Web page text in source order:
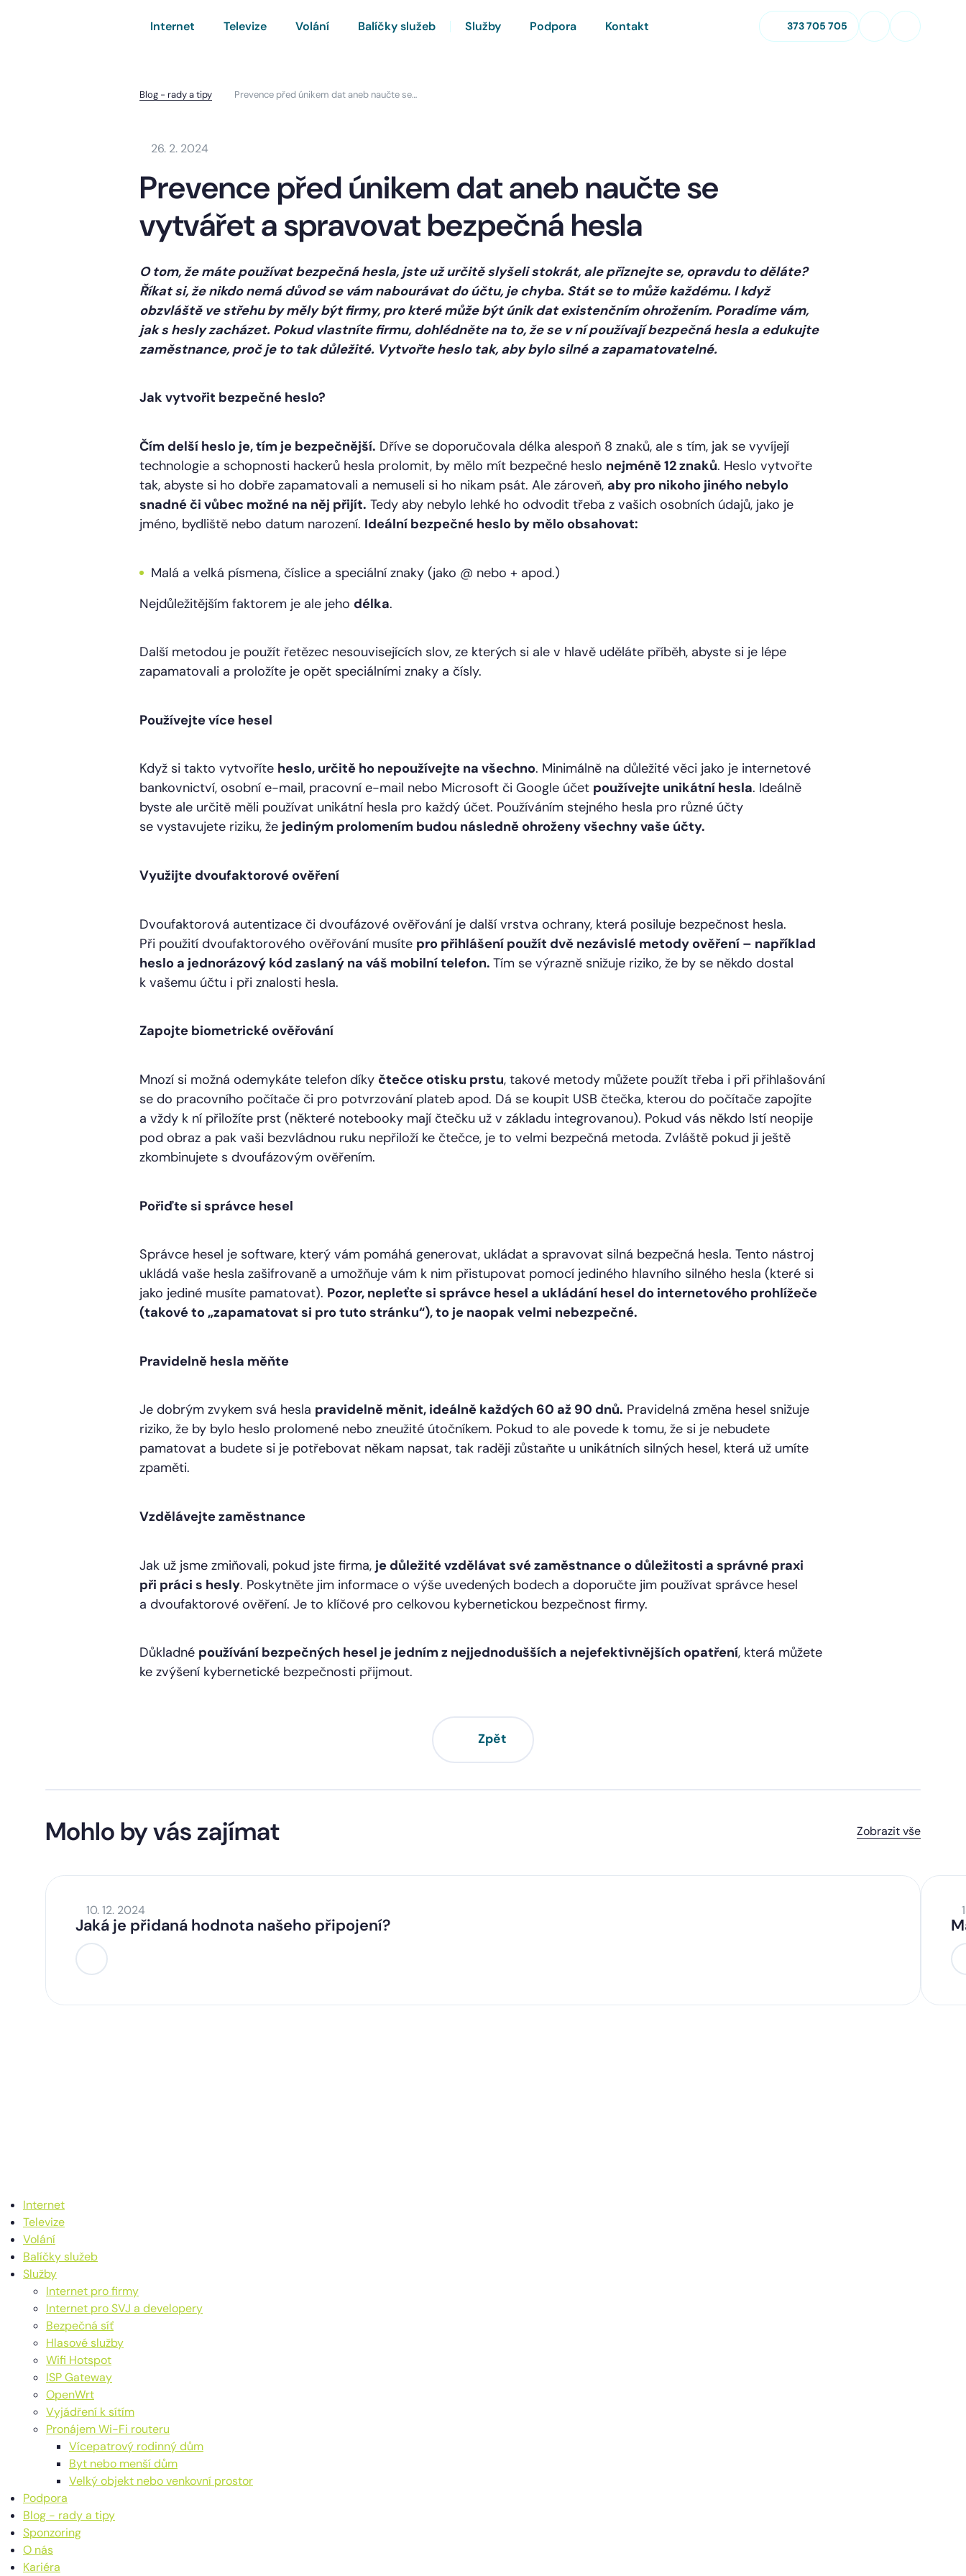
Internet Televize Volání Balíčky služeb Služby Podpora Kontakt 373 705 705
Blog - rady a tipy Prevence před únikem dat aneb naučte se…
26. 2. 2024
Prevence před únikem dat aneb naučte se
vytvářet a spravovat bezpečná hesla
O tom, že máte používat bezpečná hesla, jste už určitě slyšeli stokrát, ale přiznejte se, opravdu to děláte?
Říkat si, že nikdo nemá důvod se vám nabourávat do účtu, je chyba. Stát se to může každému. I když
obzvláště ve střehu by měly být firmy, pro které může být únik dat existenčním ohrožením. Poradíme vám,
jak s hesly zacházet. Pokud vlastníte firmu, dohlédněte na to, že se v ní používají bezpečná hesla a edukujte
zaměstnance, proč je to tak důležité. Vytvořte heslo tak, aby bylo silné a zapamatovatelné.
Jak vytvořit bezpečné heslo?
Čím delší heslo je, tím je bezpečnější. Dříve se doporučovala délka alespoň 8 znaků, ale s tím, jak se vyvíjejí
technologie a schopnosti hackerů hesla prolomit, by mělo mít bezpečné heslo nejméně 12 znaků. Heslo vytvořte
tak, abyste si ho dobře zapamatovali a nemuseli si ho nikam psát. Ale zároveň, aby pro nikoho jiného nebylo
snadné či vůbec možné na něj přijít. Tedy aby nebylo lehké ho odvodit třeba z vašich osobních údajů, jako je
jméno, bydliště nebo datum narození. Ideální bezpečné heslo by mělo obsahovat:
Malá a velká písmena, číslice a speciální znaky (jako @ nebo + apod.)
Nejdůležitějším faktorem je ale jeho délka.
Další metodou je použít řetězec nesouvisejících slov, ze kterých si ale v hlavě uděláte příběh, abyste si je lépe
zapamatovali a proložíte je opět speciálními znaky a čísly.
Používejte více hesel
Když si takto vytvoříte heslo, určitě ho nepoužívejte na všechno. Minimálně na důležité věci jako je internetové
bankovnictví, osobní e-mail, pracovní e-mail nebo Microsoft či Google účet používejte unikátní hesla. Ideálně
byste ale určitě měli používat unikátní hesla pro každý účet. Používáním stejného hesla pro různé účty
se vystavujete riziku, že jediným prolomením budou následně ohroženy všechny vaše účty.
Využijte dvoufaktorové ověření
Dvoufaktorová autentizace či dvoufázové ověřování je další vrstva ochrany, která posiluje bezpečnost hesla.
Při použití dvoufaktorového ověřování musíte pro přihlášení použít dvě nezávislé metody ověření – například
heslo a jednorázový kód zaslaný na váš mobilní telefon. Tím se výrazně snižuje riziko, že by se někdo dostal
k vašemu účtu i při znalosti hesla.
Zapojte biometrické ověřování
Mnozí si možná odemykáte telefon díky čtečce otisku prstu, takové metody můžete použít třeba i při přihlašování
se do pracovního počítače či pro potvrzování plateb apod. Dá se koupit USB čtečka, kterou do počítače zapojíte
a vždy k ní přiložíte prst (některé notebooky mají čtečku už v základu integrovanou). Pokud vás někdo lstí neopije
pod obraz a pak vaši bezvládnou ruku nepřiloží ke čtečce, je to velmi bezpečná metoda. Zvláště pokud ji ještě
zkombinujete s dvoufázovým ověřením.
Pořiďte si správce hesel
Správce hesel je software, který vám pomáhá generovat, ukládat a spravovat silná bezpečná hesla. Tento nástroj
ukládá vaše hesla zašifrovaně a umožňuje vám k nim přistupovat pomocí jediného hlavního silného hesla (které si
jako jediné musíte pamatovat). Pozor, nepleťte si správce hesel a ukládání hesel do internetového prohlížeče
(takové to „zapamatovat si pro tuto stránku“), to je naopak velmi nebezpečné.
Pravidelně hesla měňte
Je dobrým zvykem svá hesla pravidelně měnit, ideálně každých 60 až 90 dnů. Pravidelná změna hesel snižuje
riziko, že by bylo heslo prolomené nebo zneužité útočníkem. Pokud to ale povede k tomu, že si je nebudete
pamatovat a budete si je potřebovat někam napsat, tak raději zůstaňte u unikátních silných hesel, která už umíte
zpaměti.
Vzdělávejte zaměstnance
Jak už jsme zmiňovali, pokud jste firma, je důležité vzdělávat své zaměstnance o důležitosti a správné praxi
při práci s hesly. Poskytněte jim informace o výše uvedených bodech a doporučte jim používat správce hesel
a dvoufaktorové ověření. Je to klíčové pro celkovou kybernetickou bezpečnost firmy.
Důkladné používání bezpečných hesel je jedním z nejjednodušších a nejefektivnějších opatření, která můžete
ke zvýšení kybernetické bezpečnosti přijmout.
Zpět
Mohlo by vás zajímat Zobrazit vše
10. 12. 2024
Jaká je přidaná hodnota našeho připojení?
Internet
Televize
Volání
Balíčky služeb
Služby
Internet pro firmy
Internet pro SVJ a developery
Bezpečná síť
Hlasové služby
Wifi Hotspot
ISP Gateway
OpenWrt
Vyjádření k sítím
Pronájem Wi-Fi routeru
Vícepatrový rodinný dům
Byt nebo menší dům
Velký objekt nebo venkovní prostor
Podpora
Blog - rady a tipy
Sponzoring
O nás
Kariéra